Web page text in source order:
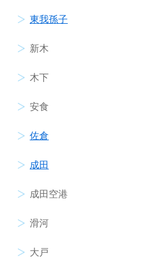
東我孫子
新木
木下
安食
佐倉
成田
成田空港
滑河
大戸